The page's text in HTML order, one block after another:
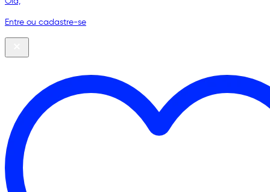
Entre ou cadastre-se